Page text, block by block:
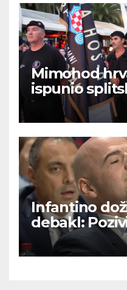
Mimohod
ispunio
ponosom i
Infantino
debakl:
upalili –
dionica SP-a!